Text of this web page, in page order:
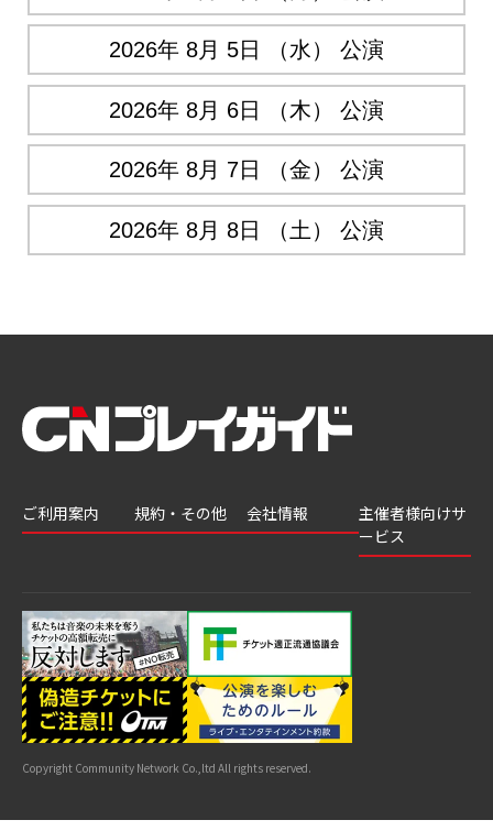
2026年 8月 5日 （水） 公演
2026年 8月 6日 （木） 公演
2026年 8月 7日 （金） 公演
2026年 8月 8日 （土） 公演
ご利用案内
結果
よくあるご質問
はじめてガイド
公演中止・変更
サイトマップ
規約・その他
利用規約
特商法に基づく
表示
カスタマーハラ
スメントへの対
応指針
会社情報
主催者様向けサ
ービス
Copyright Community Network Co.,ltd All rights reserved.